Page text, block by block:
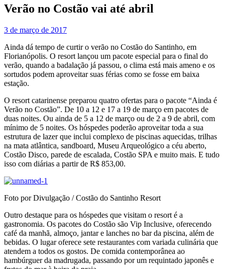
Verão no Costão vai até abril
3 de março de 2017
Ainda dá tempo de curtir o verão no Costão do Santinho, em
Florianópolis. O resort lançou um pacote especial para o final do
verão, quando a badalação já passou, o clima está mais ameno e os
sortudos podem aproveitar suas férias como se fosse em baixa
estação.
O resort catarinense preparou quatro ofertas para o pacote “Ainda é
Verão no Costão”. De 10 a 12 e 17 a 19 de março em pacotes de
duas noites. Ou ainda de 5 a 12 de março ou de 2 a 9 de abril, com
mínimo de 5 noites. Os hóspedes poderão aproveitar toda a sua
estrutura de lazer que inclui complexo de piscinas aquecidas, trilhas
na mata atlântica, sandboard, Museu Arqueológico a céu aberto,
Costão Disco, parede de escalada, Costão SPA e muito mais. E tudo
isso com diárias a partir de R$ 853,00.
Foto por Divulgação / Costão do Santinho Resort
Outro destaque para os hóspedes que visitam o resort é a
gastronomia. Os pacotes do Costão são Vip Inclusive, oferecendo
café da manhã, almoço, jantar e lanches no bar da piscina, além de
bebidas. O lugar oferece sete restaurantes com variada culinária que
atendem a todos os gostos. De comida contemporânea ao
hambúrguer da madrugada, passando por um requintado japonês e